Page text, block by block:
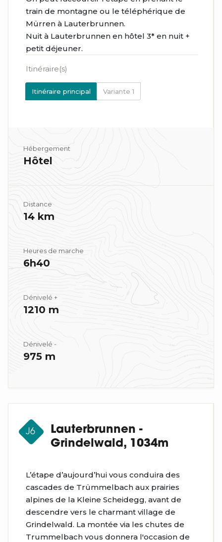
train de montagne ou le téléphérique de
Mürren à Lauterbrunnen.
Nuit à Lauterbrunnen en hôtel 3* en nuit +
petit déjeuner.
Itinéraire(s)
Itinéraire principal Variante 1
Hébergement
Hôtel
Distance
14 km
Heures de marche
6h40
Dénivelé +
1210 m
Dénivelé -
975 m
J6
Lauterbrunnen -
Grindelwald, 1034m
L’étape d’aujourd’hui vous conduira des
cascades de Trümmelbach aux prairies
alpines de la Kleine Scheidegg, avant de
descendre vers le charmant village de
Grindelwald. La montée via les chutes de
Trummelbach vous donnera l'occasion de